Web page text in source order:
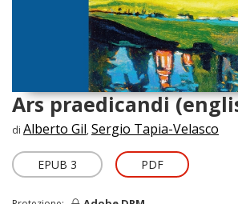
Ars praedicandi
di Alberto Gil, Sergio Tapia-Velasco
EPUB 3 PDF